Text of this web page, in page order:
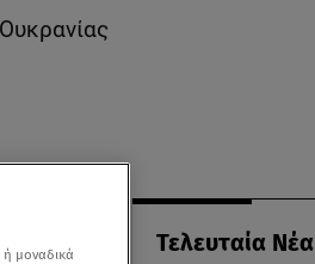
Τελευταία Νέα
μοναδικά